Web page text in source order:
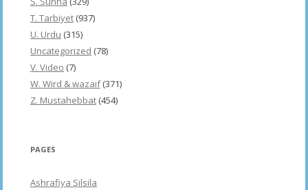
T. Tarbiyet (937)
U. Urdu (315)
Uncategorized (78)
V. Video (7)
W. Wird & wazaif(371)
Z. Mustahebbat (454)
PAGES
Ashrafiya Silsila